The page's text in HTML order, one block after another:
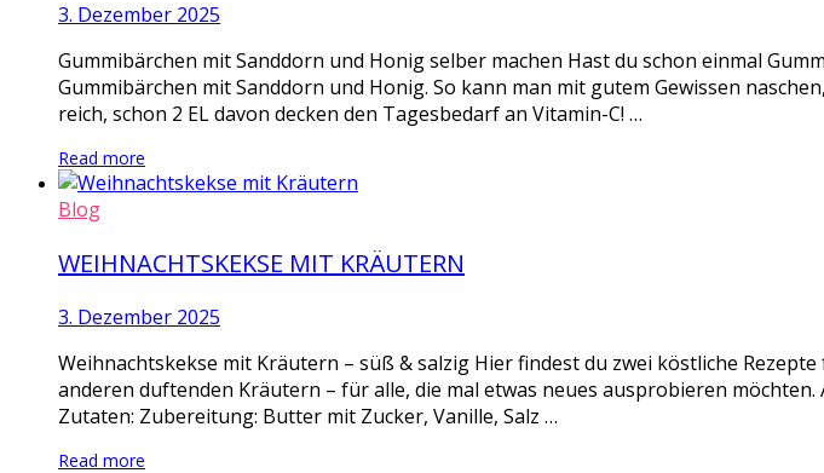
3. Dezember 2025
Gummibärchen mit Sanddorn und Honig selber machen Hast du schon einmal
Gummibärchen mit Sanddorn und Honig. So kann man mit gutem Gewissen
reich, schon 2 EL davon decken den Tagesbedarf an Vitamin-C! …
Read more
Blog
WEIHNACHTSKEKSE MIT KRÄUTERN
3. Dezember 2025
Weihnachtskekse mit Kräutern – süß & salzig Hier findest du zwei köstliche
anderen duftenden Kräutern – für alle, die mal etwas neues ausprobieren
Zutaten: Zubereitung: Butter mit Zucker, Vanille, Salz …
Read more